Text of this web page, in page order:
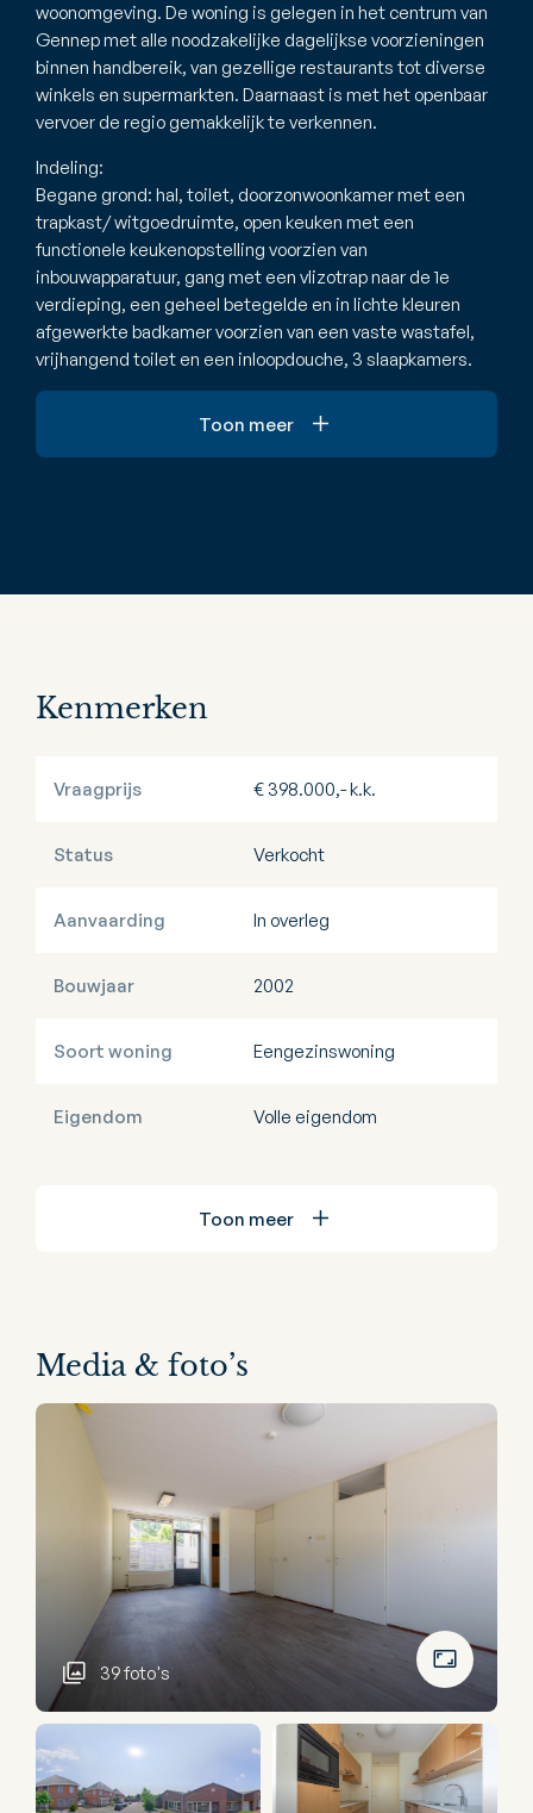
woonomgeving. De woning is gelegen in het centrum van
Gennep met alle noodzakelijke dagelijkse voorzieningen
binnen handbereik, van gezellige restaurants tot diverse
winkels en supermarkten. Daarnaast is met het openbaar
vervoer de regio gemakkelijk te verkennen.
Indeling:
Begane grond: hal, toilet, doorzonwoonkamer met een
trapkast/ witgoedruimte, open keuken met een
functionele keukenopstelling voorzien van
inbouwapparatuur, gang met een vlizotrap naar de 1e
verdieping, een geheel betegelde en in lichte kleuren
afgewerkte badkamer voorzien van een vaste wastafel,
vrijhangend toilet en een inloopdouche, 3 slaapkamers.
Toon meer
Kenmerken
Vraagprijs € 398.000,- k.k.
Status Verkocht
Aanvaarding In overleg
Bouwjaar 2002
Soort woning Eengezinswoning
Eigendom Volle eigendom
Toon meer
Media & foto’s
39 foto's